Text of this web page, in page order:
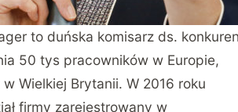
to duńska komisarz ds.
50 tys pracowników w Europie,
w Wielkiej Brytanii. W 2016 roku
firmy zarejestrowany w